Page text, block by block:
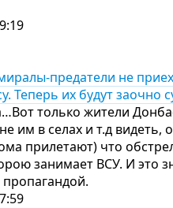
предатели не
Теперь их будут заочно
только жители
им в селах и т.д видеть,
прилетают) что
занимает ВСУ. И это